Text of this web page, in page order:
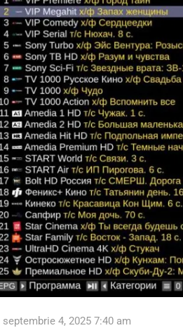
septembrie 4, 2025 7:40 am